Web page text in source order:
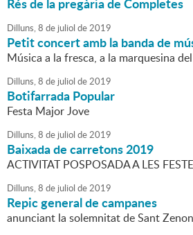
Rés de la pregària de Completes
Dilluns,8 de juliol de2019
Petit concert amb la banda de
Música a la fresca, a la marquesina
Dilluns,8 de juliol de2019
Botifarrada Popular
Festa Major Jove
Dilluns,8 de juliol de2019
Baixada de carretons 2019
ACTIVITAT POSPOSADA A LES
Dilluns,8 de juliol de2019
Repic general de campanes
anunciant la solemnitat de Sant Zenon